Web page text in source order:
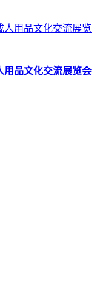
用品文化交流展览会